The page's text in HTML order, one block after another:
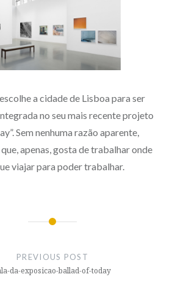
a cidade de Lisboa para ser
no seu mais recente projeto
Sem nenhuma razão aparente,
apenas, gosta de trabalhar onde
viajar para poder trabalhar.
PREVIOUS POST
da-exposicao-ballad-of-today